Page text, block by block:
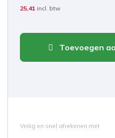
25,41 incl. btw
Toevoegen
Veilig en snel afrekenen met